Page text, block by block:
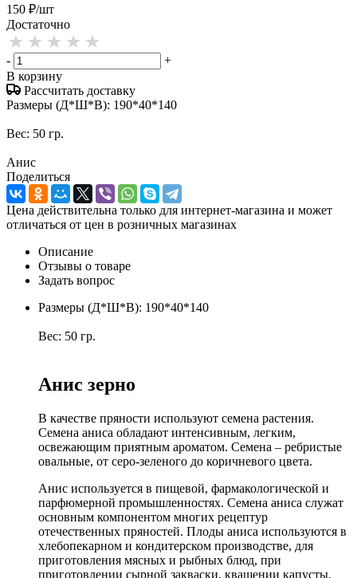
150 ₽/шт
Достаточно
-
+
В корзину
Рассчитать доставку
Размеры (Д*Ш*В): 190*40*140
Вес: 50 гр.
Анис
Поделиться
Цена действительна только для интернет-магазина и может
отличаться от цен в розничных магазинах
Описание
Отзывы о товаре
Задать вопрос
Размеры (Д*Ш*В): 190*40*140
Вес: 50 гр.
Анис зерно
В качестве пряности используют семена растения.
Семена аниса обладают интенсивным, легким,
освежающим приятным ароматом. Семена – ребристые
овальные, от серо-зеленого до коричневого цвета.
Анис используется в пищевой, фармакологической и
парфюмерной промышленностях. Семена аниса служат
основным компонентом многих рецептур
отечественных пряностей. Плоды аниса используются в
хлебопекарном и кондитерском производстве, для
приготовления мясных и рыбных блюд, при
приготовлении сырной закваски, квашении капусты,